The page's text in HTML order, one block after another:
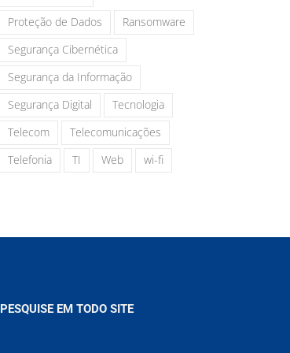
Proteção de Dados
Ransomware
Segurança Cibernética
Segurança da Informação
Segurança Digital
Tecnologia
Telecom
Telecomunicações
Telefonia
TI Web wi-fi
PESQUISE EM TODO SITE